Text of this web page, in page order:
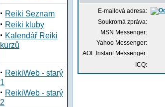
· Reiki Seznam
· Reiki kluby
· Kalendář Reiki
kurzů
· ReikiWeb - starý
1
· ReikiWeb - starý
2
E-mailová adresa:
Soukromá zpráva:
MSN Messenger:
Yahoo Messenger:
AOL Instant Messenger:
ICQ: